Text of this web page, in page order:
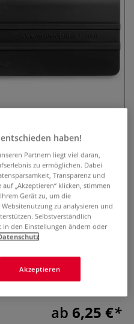
Rakel 15,24
cm Breite und komfortabler
ab 6,25 €
haben!
Partnern liegt viel daran,
zu ermöglichen. Dabei
Transparenz und
„Akzeptieren“ klicken, stimmen
Gerät zu, um die
zu analysieren und
Selbstverständlich
in den Einstellungen ändern oder
Akzeptieren